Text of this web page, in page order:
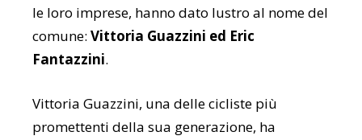
le loro imprese, hanno dato lustro al nome del
comune: Vittoria Guazzini ed Eric
Fantazzini.
Vittoria Guazzini, una delle cicliste più
promettenti della sua generazione, ha